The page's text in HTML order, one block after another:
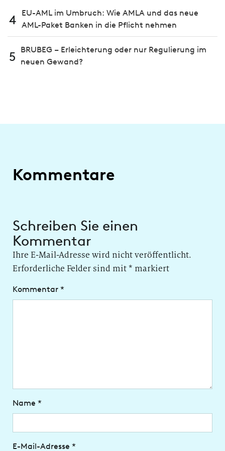
4
EU-AML im Umbruch: Wie AMLA und das neue
AML-Paket Banken in die Pflicht nehmen
5
BRUBEG – Erleichterung oder nur Regulierung im
neuen Gewand?
Kommentare
Schreiben Sie einen
Kommentar
Ihre E-Mail-Adresse wird nicht veröffentlicht.
Erforderliche Felder sind mit* markiert
Kommentar *
Name *
E-Mail-Adresse *